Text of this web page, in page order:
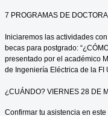
7 PROGRAMAS DE
Iniciaremos las actividades
becas para postgrado:
presentado por el académico
de Ingeniería Eléctrica de la FI
¿CUÁNDO? VIERNES 28 DE
Confirmar tu asistencia en este